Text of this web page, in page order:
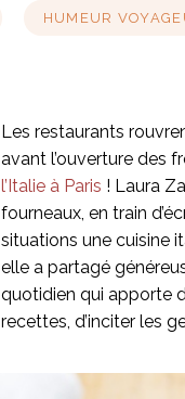
HUMEUR
Les restaurants
avant l’ouverture des
l’Italie à Paris ! Laura
fourneaux, en train
situations une cuisine
elle a partagé
quotidien qui apporte
recettes, d’inciter les